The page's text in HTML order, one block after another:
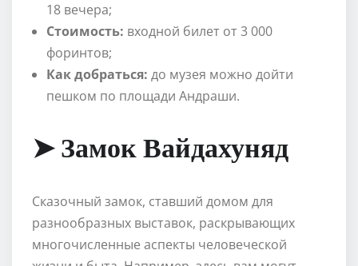
18 вечера;
Стоимость: входной билет от 3 000
форинтов;
Как добраться: до музея можно дойти
пешком по площади Андраши.
➤ Замок Вайдахуняд
Сказочный замок, ставший домом для
разнообразных выставок, раскрывающих
многочисленные аспекты человеческой